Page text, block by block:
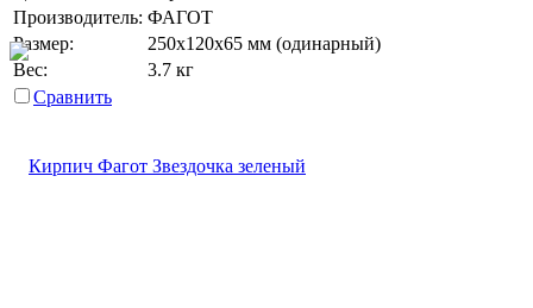
Производитель: ФАГОТ
Размер:
250х120х65 мм (одинарный)
Вес:
3.7 кг
Сравнить